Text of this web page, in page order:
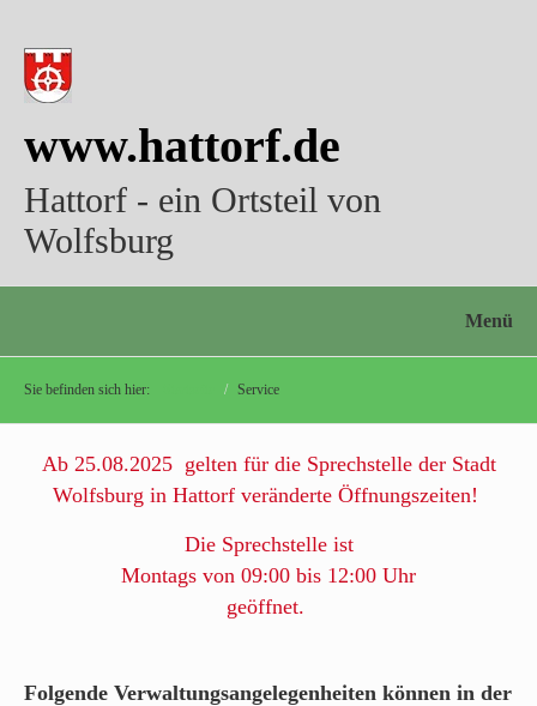
www.hattorf.de
Hattorf - ein Ortsteil von
Wolfsburg
Menü
Sie befinden sich hier: / Service
Ab 25.08.2025 gelten für die Sprechstelle der Stadt
Wolfsburg in Hattorf veränderte Öffnungszeiten!
Die Sprechstelle ist
Montags von 09:00 bis 12:00 Uhr
geöffnet.
Folgende Verwaltungsangelegenheiten können in der